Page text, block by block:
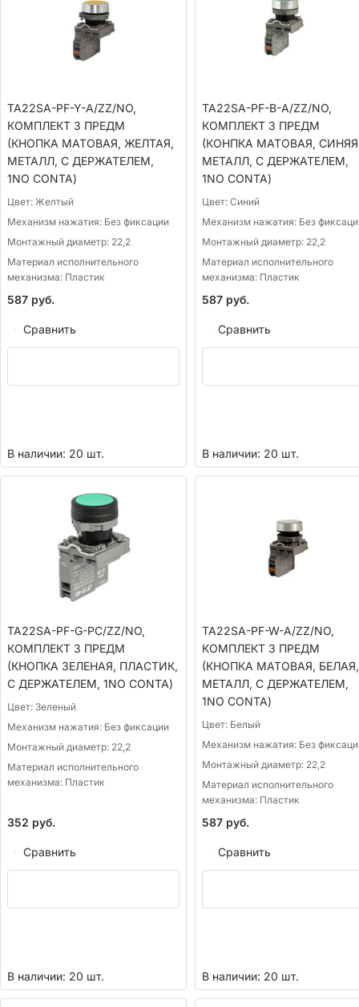
TA22SA-PF-Y-A/ZZ/NO,
КОМПЛЕКТ 3 ПРЕДМ
(КНОПКА МАТОВАЯ, ЖЕЛТАЯ,
МЕТАЛЛ, С ДЕРЖАТЕЛЕМ,
1NO CONTA)
Цвет: Желтый
Механизм нажатия: Без фиксации
Монтажный диаметр: 22,2
Материал исполнительного
механизма: Пластик
587 руб.
Сравнить
В наличии: 20 шт.
TA22SA-PF-B-A/ZZ/NO,
КОМПЛЕКТ 3 ПРЕДМ
(КОНПКА МАТОВАЯ,
МЕТАЛЛ, С ДЕРЖАТЕЛЕМ,
1NO CONTA)
Цвет: Синий
Механизм нажатия: Без
Монтажный диаметр: 22,2
Материал исполнительного
механизма: Пластик
587руб.
Сравнить
В наличии: 20 шт.
TA22SA-PF-G-PC/ZZ/NO,
КОМПЛЕКТ 3 ПРЕДМ
(КНОПКА ЗЕЛЕНАЯ, ПЛАСТИК,
С ДЕРЖАТЕЛЕМ, 1NО CONTA)
Цвет: Зеленый
Механизм нажатия: Без фиксации
Монтажный диаметр: 22,2
Материал исполнительного
механизма: Пластик
352 руб.
Сравнить
В наличии: 20 шт.
TA22SA-PF-W-A/ZZ/NO,
КОМПЛЕКТ 3 ПРЕДМ
(КНОПКА МАТОВАЯ, БЕЛАЯ,
МЕТАЛЛ, С ДЕРЖАТЕЛЕМ,
1NO CONTA)
Цвет: Белый
Механизм нажатия: Без
Монтажный диаметр: 22,2
Материал исполнительного
механизма: Пластик
587руб.
Сравнить
В наличии: 20 шт.